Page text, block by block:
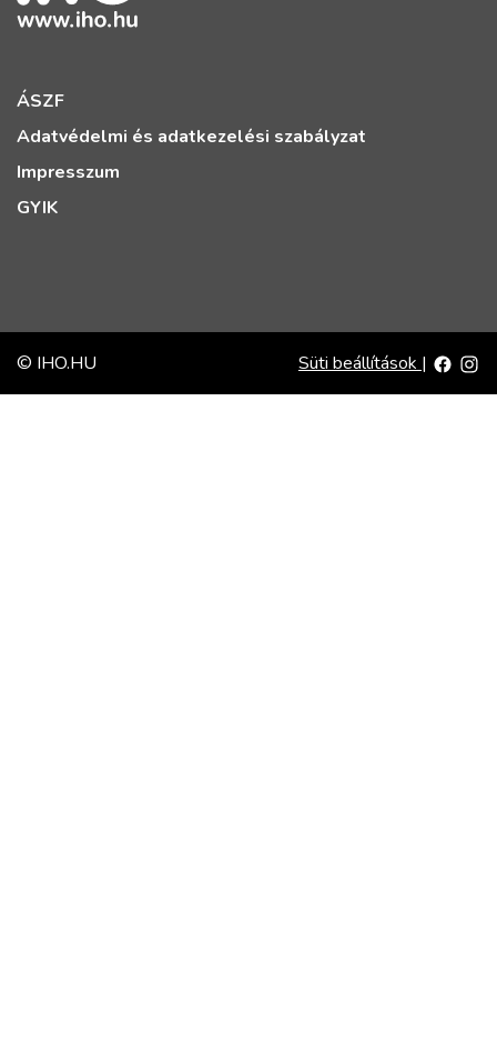
ÁSZF
Adatvédelmi és adatkezelési szabályzat
Impresszum
GYIK
© IHO.HU Süti beállítások |